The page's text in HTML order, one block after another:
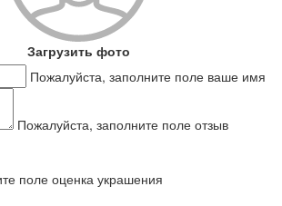
Загрузить фото
Пожалуйста, заполните поле ваше имя
Пожалуйста, заполните поле отзыв
поле оценка украшения